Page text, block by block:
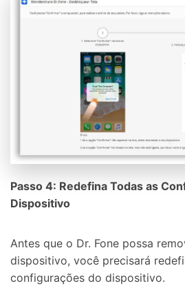
Controle seu celular
Passo 4: Redefina Todas as
Dispositivo
Antes que o Dr. Fone possa
dispositivo, você precisará
configurações do dispositivo.